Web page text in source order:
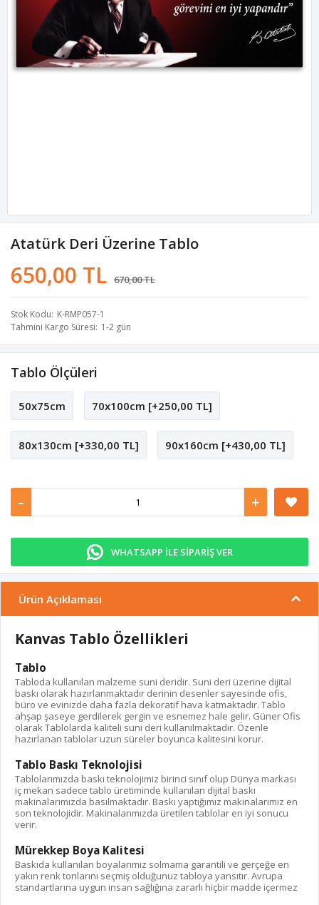
Atatürk Deri Üzerine Tablo
650,00 TL 670,00 TL
Stok Kodu K-RMP057-1
Tahmini Kargo Süresi 1-2 gün
Tablo Ölçüleri
50x75cm 70x100cm [+250,00 TL]
80x130cm [+330,00 TL] 90x160cm [+430,00 TL]
- +
WHATSAPP İLE SİPARİŞ VER
Ürün Açıklaması
Kanvas Tablo Özellikleri
Tablo
Tabloda kullanılan malzeme suni deridir. Suni deri üzerine dijital
baskı olarak hazırlanmaktadır derinin desenler sayesinde ofis,
büro ve evinizde daha fazla dekoratif hava katmaktadır. Tablo
ahşap şaseye gerdilerek gergin ve esnemez hale gelir. Güner Ofis
olarak Tablolarda kaliteli suni deri kullanılmaktadır. Özenle
hazırlanan tablolar uzun süreler boyunca kalitesini korur.
Tablo Baskı Teknolojisi
Tablolarımızda baskı teknolojimiz birinci sınıf olup Dünya markası
iç mekan sadece tablo üretiminde kullanılan dijital baskı
makinalarımızda basılmaktadır. Baskı yaptığımız makinalarımız en
son teknolojidir. Makinalarımızda üretilen tablolar en iyi sonucu
verir.
Mürekkep Boya Kalitesi
Baskıda kullanılan boyalarımız solmama garantili ve gerçeğe en
yakın renk tonlarını seçmiş olduğunuz tabloya yansıtır. Avrupa
standartlarına uygun insan sağlığına zararlı hiçbir madde içermez